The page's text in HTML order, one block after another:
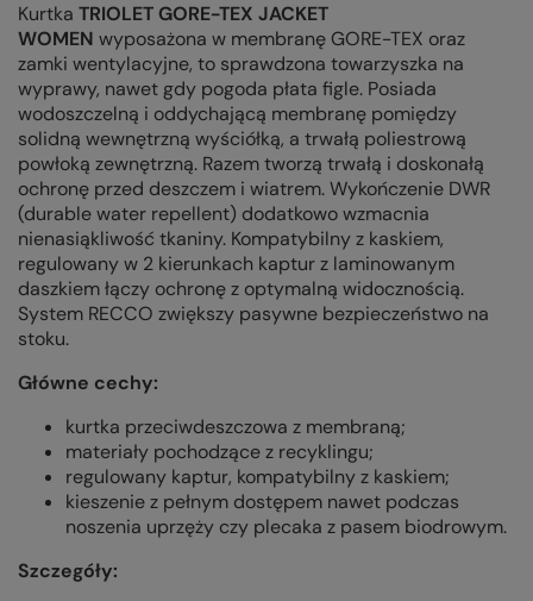
Kurtka TRIOLET GORE-TEX JACKET
WOMEN wyposażona w membranę GORE-TEX oraz
zamki wentylacyjne, to sprawdzona towarzyszka na
wyprawy, nawet gdy pogoda płata figle. Posiada
wodoszczelną i oddychającą membranę pomiędzy
solidną wewnętrzną wyściółką, a trwałą poliestrową
powłoką zewnętrzną. Razem tworzą trwałą i doskonałą
ochronę przed deszczem i wiatrem. Wykończenie DWR
(durable water repellent) dodatkowo wzmacnia
nienasiąkliwość tkaniny. Kompatybilny z kaskiem,
regulowany w 2 kierunkach kaptur z laminowanym
daszkiem łączy ochronę z optymalną widocznością.
System RECCO zwiększy pasywne bezpieczeństwo na
stoku.
Główne cechy:
kurtka przeciwdeszczowa z membraną;
materiały pochodzące z recyklingu;
regulowany kaptur, kompatybilny z kaskiem;
kieszenie z pełnym dostępem nawet podczas
noszenia uprzęży czy plecaka z pasem biodrowym.
Szczegóły: